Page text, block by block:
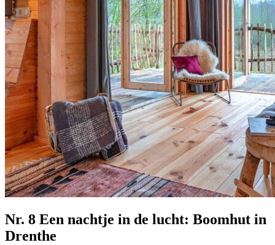
Nr. 8 Een nachtje in de lucht: Boomhut in
Drenthe